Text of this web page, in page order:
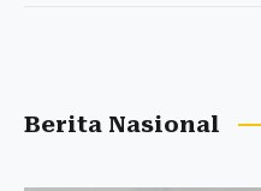
Berita Nasional